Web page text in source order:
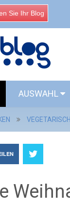
Sie Ihr Blog
AUSWAHL